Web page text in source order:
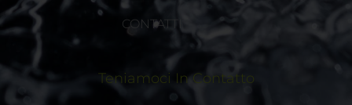
CONTATTI
Teniamoci In Contatto